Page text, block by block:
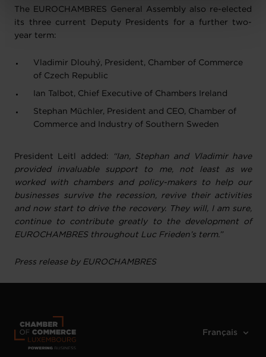
The EUROCHAMBRES General Assembly also re-elected
its three current Deputy Presidents for a further two-
year term:
Vladimir Dlouhý, President, Chamber of Commerce
of Czech Republic
Ian Talbot, Chief Executive of Chambers Ireland
Stephan Müchler, President and CEO, Chamber of
Commerce and Industry of Southern Sweden
President Leitl added:
“Ian, Stephan and Vladimir have
provided invaluable support to me, not least as we
worked with chambers and policy-makers to help our
businesses survive the recession, revive their activities
and now start to drive the recovery. They will, I am sure,
continue to contribute greatly to the development of
EUROCHAMBRES throughout Luc Frieden’s term.”
Press release by EUROCHAMBRES